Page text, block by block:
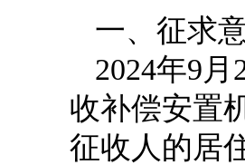
一、征求
2024年9
收补偿安置
征收人的居